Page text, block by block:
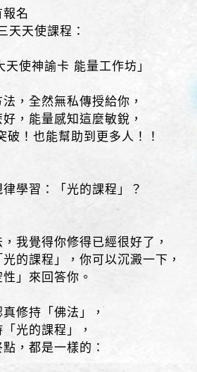
名
天天使課程：
天使神諭卡 能量工作坊」
，全然無私傳授給你，
，能量感知這麼敏銳，
破！也能幫助到更多人！！
學習：「光的課程」？
我覺得你修得已經很好了，
的課程」，你可以沉澱一下，
」來回答你。
修持「佛法」，
光的課程」，
，都是一樣的：